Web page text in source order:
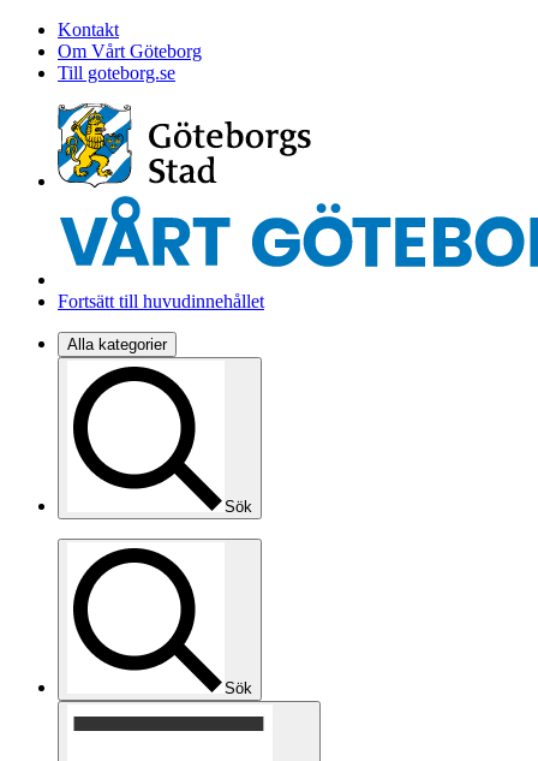
Kontakt
Om Vårt Göteborg
Till goteborg.se
Fortsätt till huvudinnehållet
Alla kategorier
Sök
Sök